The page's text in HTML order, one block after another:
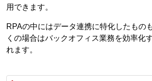
用できます。
RPAの中にはデータ連携に特化したもの
くの場合はバックオフィス業務を効率化
れます。